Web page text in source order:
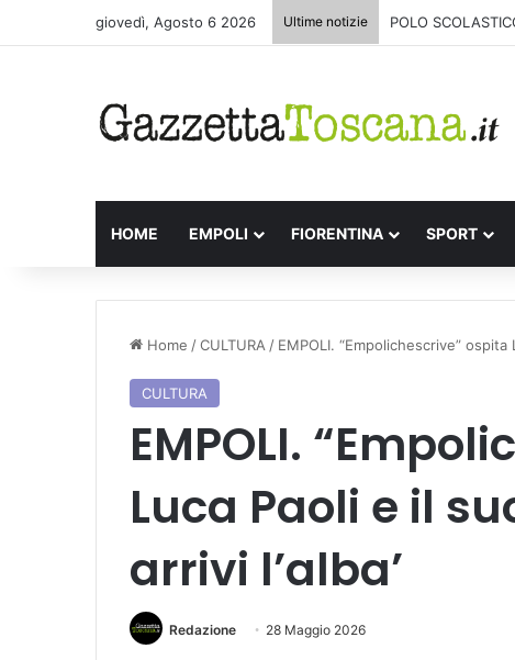
giovedì, Agosto 6 2026 Ultime notizie POLO
HOME EMPOLI FIORENTINA SPORT
Home /CULTURA / EMPOLI. “Empolichescrive” ospita
CULTURA
EMPOLI.
Luca Paoli e il
arrivi l’alba’
Redazione 28 Maggio 2026